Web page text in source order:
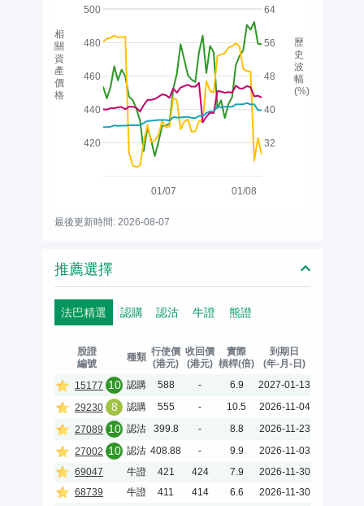
01/07 01/08
420
440
460
480
500
32
40
48
56
64
相
關
資
產
價
格
歷
史
波
幅
(%)
最後更新時間: 2026-08-07
推薦選擇
法巴精選 認購 認沽 牛證 熊證
股證
編號
種類 行使價
(港元)
收回價
(港元)
實際
槓桿(倍)
到期日
(年-月-日)
15177 10 認購 588 - 6.9
2027-01-13
29230
8 認購 555 - 10.5
2026-11-04
27089 10 認沽 399.8 - 8.8
2026-11-23
27002 10 認沽 408.88 - 9.9
2026-11-03
69047
牛證 421 424 7.9
2026-11-30
68739
牛證 411 414 6.6
2026-11-30